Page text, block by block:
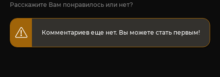
Расскажите Вам понравилось или нет?
Комментариев еще нет. Вы можете стать первым!